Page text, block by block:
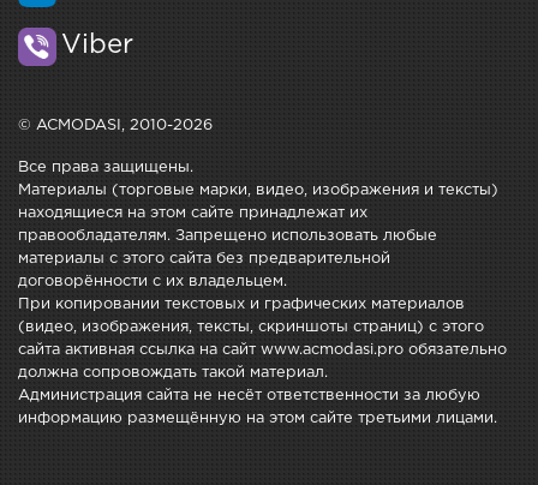
Viber
© ACMODASI, 2010-2026
Все права защищены.
Материалы (торговые марки, видео, изображения и тексты)
находящиеся на этом сайте принадлежат их
правообладателям. Запрещено использовать любые
материалы с этого сайта без предварительной
договорённости с их владельцем.
При копировании текстовых и графических материалов
(видео, изображения, тексты, скриншоты страниц) с этого
сайта активная ссылка на сайт www.acmodasi.pro обязательно
должна сопровождать такой материал.
Администрация сайта не несёт ответственности за любую
информацию размещённую на этом сайте третьими лицами.